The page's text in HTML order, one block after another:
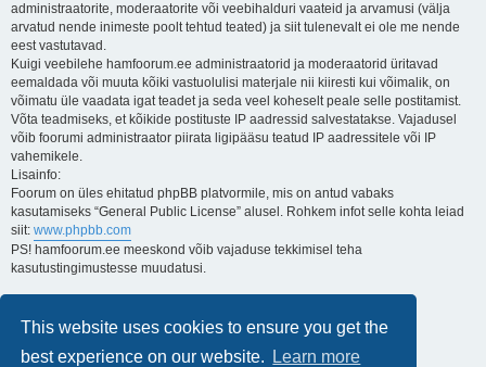
This website uses cookies to ensure you get the
best experience on our website.
Learn more
administraatorite, moderaatorite või veebihalduri vaateid ja arvamusi (välja
arvatud nende inimeste poolt tehtud teated) ja siit tulenevalt ei ole me nende
eest vastutavad.
Kuigi veebilehe hamfoorum.ee administraatorid ja moderaatorid üritavad
eemaldada või muuta kõiki vastuolulisi materjale nii kiiresti kui võimalik, on
võimatu üle vaadata igat teadet ja seda veel koheselt peale selle postitamist.
Võta teadmiseks, et kõikide postituste IP aadressid salvestatakse. Vajadusel
võib foorumi administraator piirata ligipääsu teatud IP aadressitele või IP
vahemikele.
Lisainfo:
Foorum on üles ehitatud phpBB platvormile, mis on antud vabaks
kasutamiseks “General Public License” alusel. Rohkem infot selle kohta leiad
siit: www.phpbb.com
PS! hamfoorum.ee meeskond võib vajaduse tekkimisel teha
kasutustingimustesse muudatusi.
Kuido